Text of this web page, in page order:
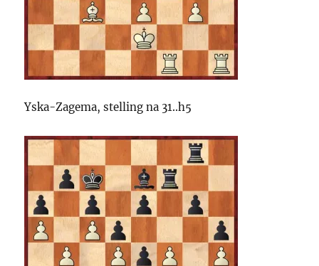
Yska-Zagema, stelling na 31..h5